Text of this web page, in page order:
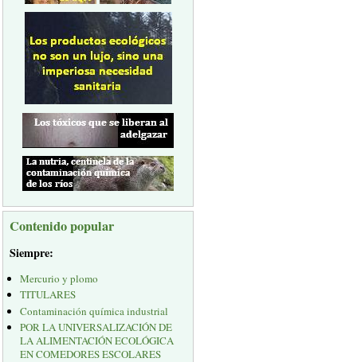
Contenido popular
Siempre:
Mercurio y plomo
TITULARES
Contaminación química industrial
POR LA UNIVERSALIZACIÓN DE
LA ALIMENTACIÓN ECOLÓGICA
EN COMEDORES ESCOLARES